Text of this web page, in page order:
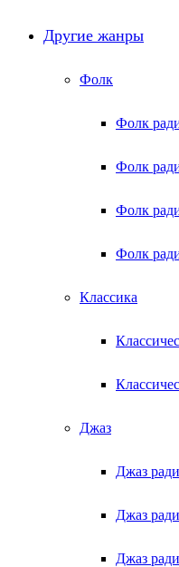
Другие жанры
Фолк
Фолк
Фолк
Фолк
Фолк
Классика
Джаз
Джаз
Джаз
Джаз